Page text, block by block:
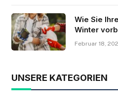
Wie Sie
Winter
Februar 18,
UNSERE KATEGORIEN